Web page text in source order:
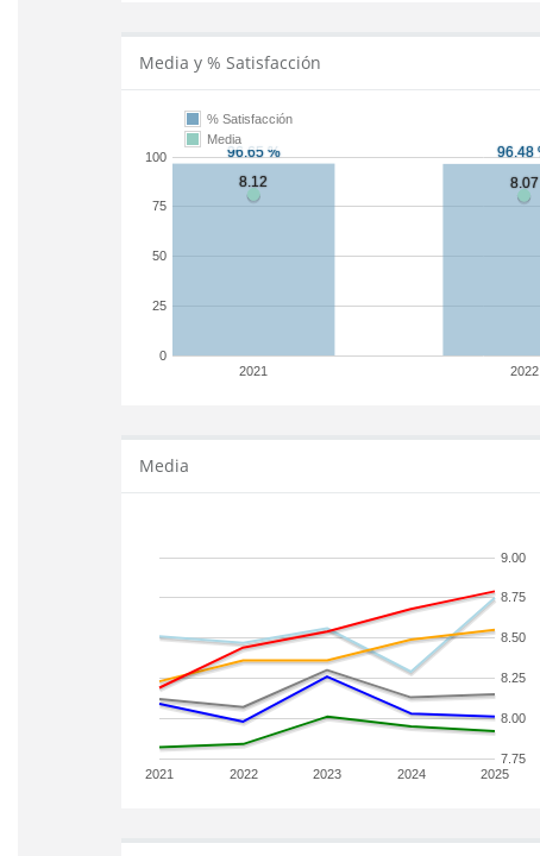
Media y % Satisfacción
2021 2022
0
25
50
75
100
% Satisfacción
Media
Media
2021 2022 2023 2024 2025
7.75
8.00
8.25
8.50
8.75
9.00